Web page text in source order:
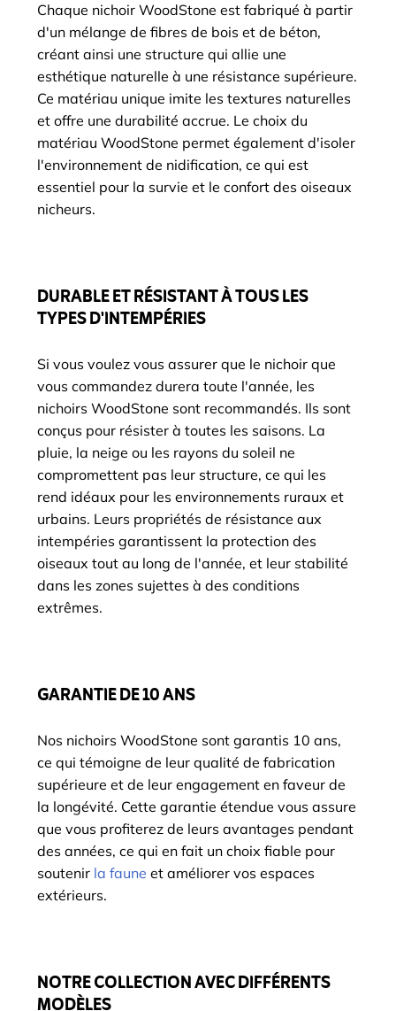
Chaque nichoir WoodStone est fabriqué à partir
d'un mélange de fibres de bois et de béton,
créant ainsi une structure qui allie une
esthétique naturelle à une résistance supérieure.
Ce matériau unique imite les textures naturelles
et offre une durabilité accrue. Le choix du
matériau WoodStone permet également d'isoler
l'environnement de nidification, ce qui est
essentiel pour la survie et le confort des oiseaux
nicheurs.
DURABLE ET RÉSISTANT À TOUS LES
TYPES D'INTEMPÉRIES
Si vous voulez vous assurer que le nichoir que
vous commandez durera toute l'année, les
nichoirs WoodStone sont recommandés. Ils sont
conçus pour résister à toutes les saisons. La
pluie, la neige ou les rayons du soleil ne
compromettent pas leur structure, ce qui les
rend idéaux pour les environnements ruraux et
urbains. Leurs propriétés de résistance aux
intempéries garantissent la protection des
oiseaux tout au long de l'année, et leur stabilité
dans les zones sujettes à des conditions
extrêmes.
GARANTIE DE 10 ANS
Nos nichoirs WoodStone sont garantis 10 ans,
ce qui témoigne de leur qualité de fabrication
supérieure et de leur engagement en faveur de
la longévité. Cette garantie étendue vous assure
que vous profiterez de leurs avantages pendant
des années, ce qui en fait un choix fiable pour
soutenir la faune et améliorer vos espaces
extérieurs.
NOTRE COLLECTION AVEC DIFFÉRENTS